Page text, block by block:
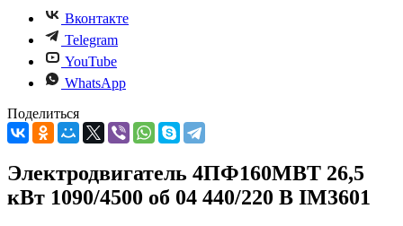
Вконтакте
Telegram
YouTube
WhatsApp
Поделиться
Электродвигатель 4ПФ160МВТ 26,5
кВт 1090/4500 об 04 440/220 В IM3601